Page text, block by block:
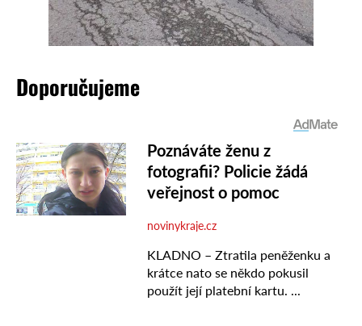
Doporučujeme